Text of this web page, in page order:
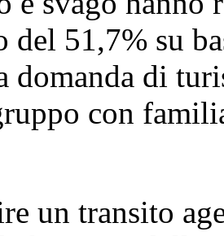
del 51,7% su
domanda di
con
un transito